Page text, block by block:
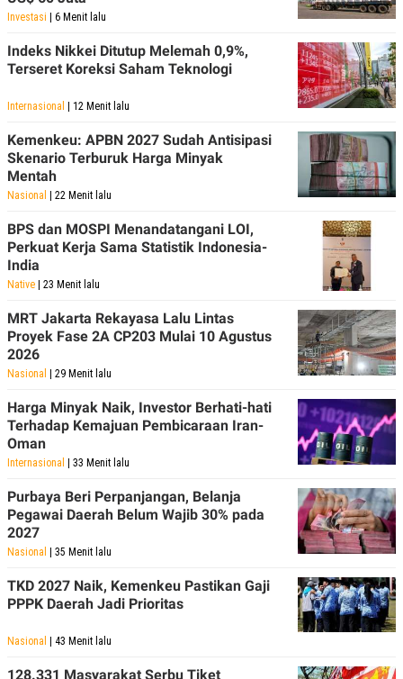
Investasi | 6 Menit lalu
Indeks Nikkei Ditutup Melemah 0,9%,
Terseret Koreksi Saham Teknologi
Internasional | 12 Menit lalu
Kemenkeu: APBN 2027 Sudah Antisipasi
Skenario Terburuk Harga Minyak
Mentah
Nasional | 22 Menit lalu
BPS dan MOSPI Menandatangani LOI,
Perkuat Kerja Sama Statistik Indonesia-
India
Native | 23 Menit lalu
MRT Jakarta Rekayasa Lalu Lintas
Proyek Fase 2A CP203 Mulai 10 Agustus
2026
Nasional | 29 Menit lalu
Harga Minyak Naik, Investor Berhati-hati
Terhadap Kemajuan Pembicaraan Iran-
Oman
Internasional | 33 Menit lalu
Purbaya Beri Perpanjangan, Belanja
Pegawai Daerah Belum Wajib 30% pada
2027
Nasional | 35 Menit lalu
TKD 2027 Naik, Kemenkeu Pastikan Gaji
PPPK Daerah Jadi Prioritas
Nasional | 43 Menit lalu
128.331 Masyarakat Serbu Tiket